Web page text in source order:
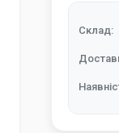
Склад: